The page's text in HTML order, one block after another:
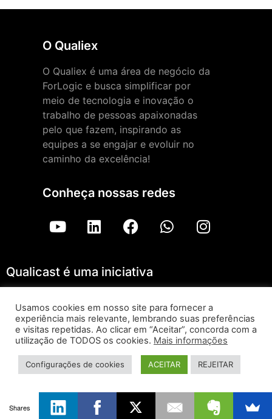
O Qualiex
O Qualiex é uma área de negócio da
ForLogic e busca simplificar por
meio de tecnologia e inovação o
trabalho de pessoas apaixonadas
pelo que fazem, inspirando as
equipes a se engajar e evoluir no
caminho da excelência!
Conheça nossas redes
Qualicast é uma iniciativa
Qualicast – ForLogic | Aviso de Privacidade
Usamos cookies em nosso site para fornecer a
experiência mais relevante, lembrando suas preferências
e visitas repetidas. Ao clicar em “Aceitar”, concorda com a
utilização de TODOS os cookies. Mais informações
Configurações de cookies ACEITAR REJEITAR
Shares